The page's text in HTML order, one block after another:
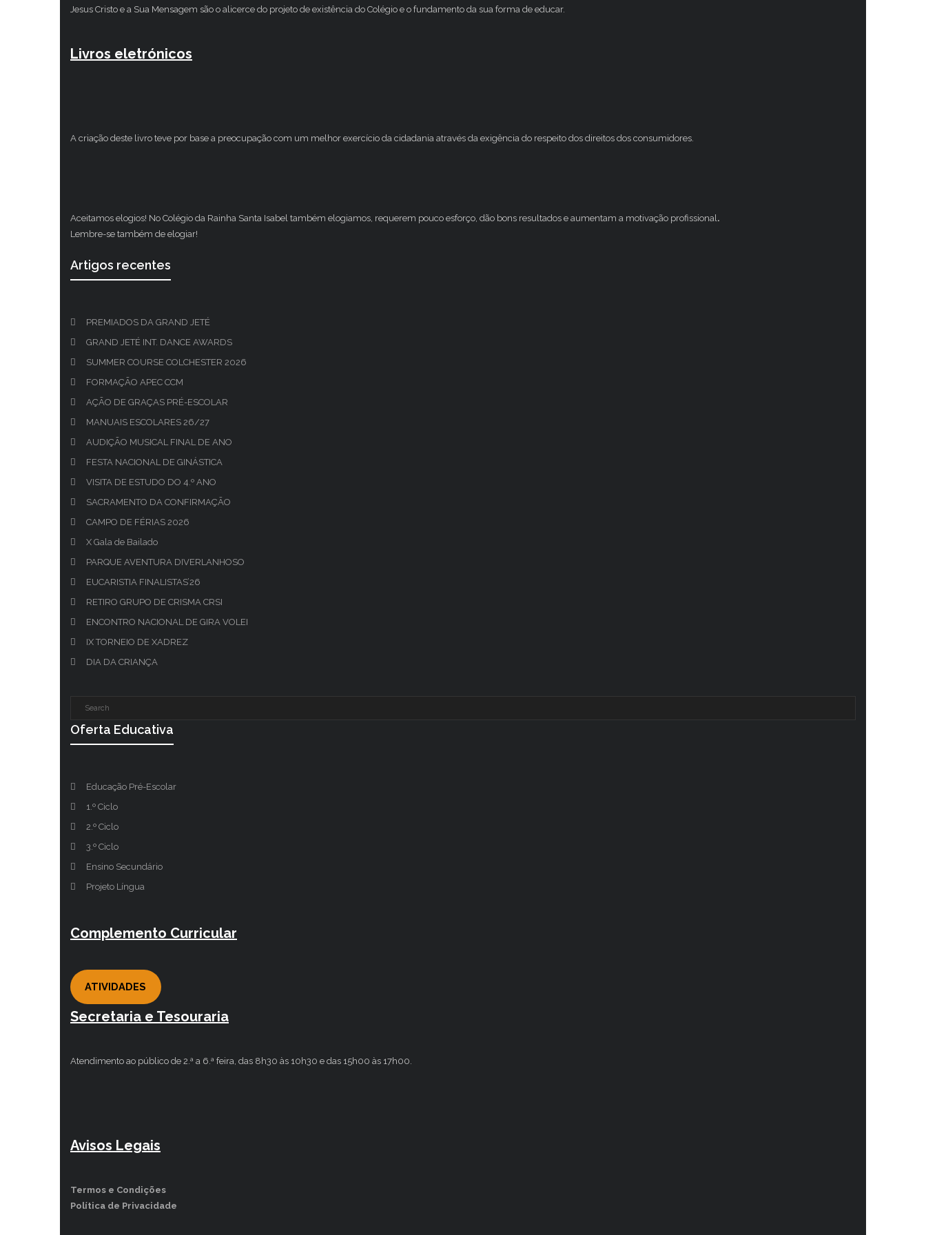
Jesus Cristo e a Sua Mensagem são o alicerce do projeto de existência do Colégio e o fundamento da sua forma de educar.
Livros eletrónicos
A criação deste livro teve por base a preocupação com um melhor exercício da cidadania através da exigência do respeito dos direitos dos consumidores.
Aceitamos elogios! No Colégio da Rainha Santa Isabel também elogiamos, requerem pouco esforço, dão bons resultados e aumentam a motivação profissional.
Lembre-se também de elogiar!
Artigos recentes
PREMIADOS DA GRAND JETÉ
GRAND JETÉ INT. DANCE AWARDS
SUMMER COURSE COLCHESTER 2026
FORMAÇÃO APEC CCM
AÇÃO DE GRAÇAS PRÉ-ESCOLAR
MANUAIS ESCOLARES 26/27
AUDIÇÃO MUSICAL FINAL DE ANO
FESTA NACIONAL DE GINÁSTICA
VISITA DE ESTUDO DO 4.º ANO
SACRAMENTO DA CONFIRMAÇÃO
CAMPO DE FÉRIAS 2026
X Gala de Bailado
PARQUE AVENTURA DIVERLANHOSO
EUCARISTIA FINALISTAS’26
RETIRO GRUPO DE CRISMA CRSI
ENCONTRO NACIONAL DE GIRA VOLEI
IX TORNEIO DE XADREZ
DIA DA CRIANÇA
Oferta Educativa
Educação Pré-Escolar
1.º Ciclo
2.º Ciclo
3.º Ciclo
Ensino Secundário
Projeto Língua
Complemento Curricular
ATIVIDADES
Secretaria e Tesouraria
Atendimento ao público de 2.ª a 6.ª feira, das 8h30 às 10h30 e das 15h00 às 17h00.
Avisos Legais
Termos e Condições
Política de Privacidade